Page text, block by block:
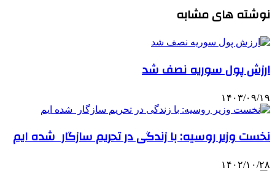
نوشته های مشابه
ارزش پول سوریه نصف شد
۱۴۰۳/۰۹/۱۹
نخست وزیر روسیه: با زندگی در تحریم سازگار شده ایم
۱۴۰۲/۱۰/۲۸